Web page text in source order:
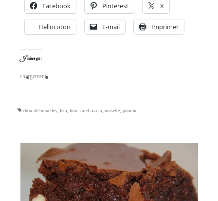
Facebook Pinterest X
Hellocoton E-mail Imprimer
J’aime ça :
chargement…
chou de bruxelles feta four, miel acacia noisette pomme